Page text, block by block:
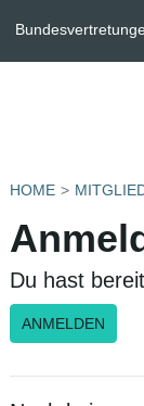
HOME
Du hast
ANMELDEN